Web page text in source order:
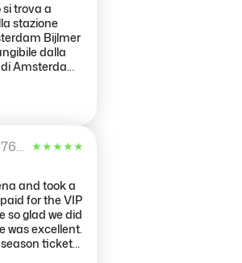
trova a
stazione
Bijlmer
dalla
Amsterdam
i biglietti con il
percorso e'
con
tribune, sala
i trofei e per
e' possibile
e puliti
All'esterno
ristoro, la zona
Navigate24476765586 ★★★★★
and took a
for the VIP
so glad we did
was excellent.
ticket